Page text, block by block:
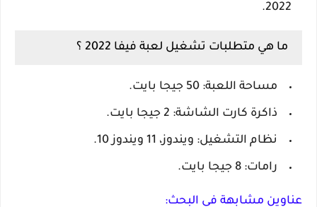
2022.
ما هي متطلبات تشغيل لعبة فيفا 2022 ؟
مساحة اللعبة: 50 جيجا بايت.
ذاكرة كارت الشاشة: 2 جيجا بايت.
نظام التشغيل: ويندوز، 11 ويندوز 10.
رامات: 8 جيجا بايت.
عناوين مشابهة في البحث: